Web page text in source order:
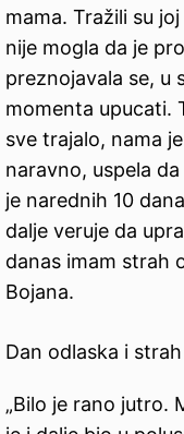
mama. Tražili su
nije mogla da je
preznojavala se, u
momenta upucati.
sve trajalo, nama
naravno, uspela
je narednih 10
dalje veruje da
danas imam strah
Bojana.
Dan odlaska i
„Bilo je rano jutro.